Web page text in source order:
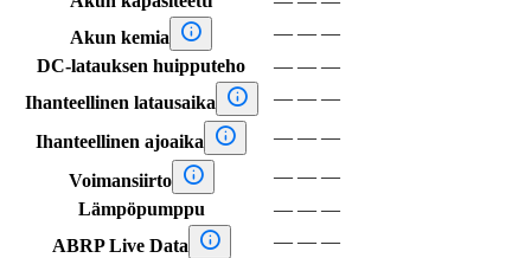
Akun kemia
 — — —
DC-latauksen huipputeho
— — —
Ihanteellinen latausaika
 — — —
Ihanteellinen ajoaika  — — —
Voimansiirto  — — —
Lämpöpumppu
— — —
ABRP Live Data
 — — —